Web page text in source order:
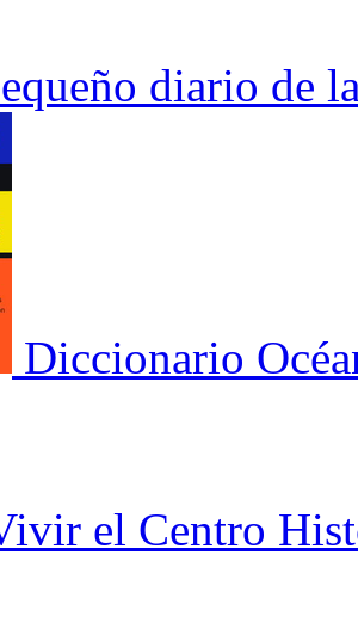
diario de
Diccionario
el Centro